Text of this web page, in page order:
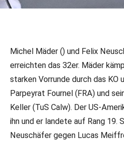
Florett: CC in Cabries
Michel Mäder () und Felix
erreichten das 32er. Mäder
starken Vorrunde durch das KO
Parpeyrat Fournel (FRA) und
Keller (TuS Calw). Der US-
ihn und er landete auf Rang 19.
Neuschäfer gegen Lucas